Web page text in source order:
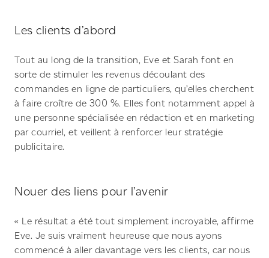
Les clients d’abord
Tout au long de la transition, Eve et Sarah font en
sorte de stimuler les revenus découlant des
commandes en ligne de particuliers, qu’elles cherchent
à faire croître de 300 %. Elles font notamment appel à
une personne spécialisée en rédaction et en marketing
par courriel, et veillent à renforcer leur stratégie
publicitaire.
Nouer des liens pour l’avenir
« Le résultat a été tout simplement incroyable, affirme
Eve. Je suis vraiment heureuse que nous ayons
commencé à aller davantage vers les clients, car nous